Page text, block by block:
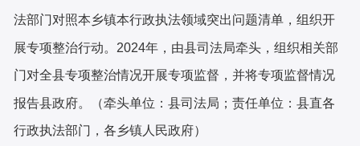
法部门对照本乡镇本行政执法领域突出问题清单，组织开
展专项整治行动。 2024年，由县司法局牵头，组织相关部
门对全县专项整治情况开展专项监督，并将专项监督情况
报告县政府。（牵头单位：县司法局；责任单位：县直各
行政执法部门，各乡镇人民政府）